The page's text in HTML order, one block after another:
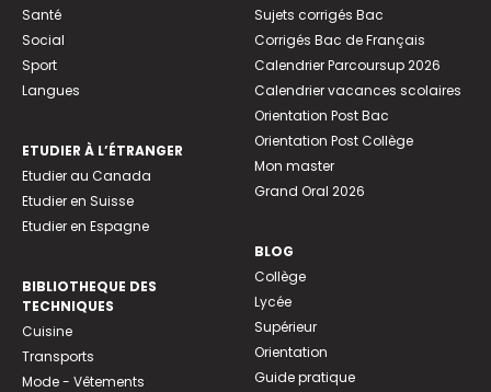
Santé
Social
Sport
Langues
ETUDIER À L’ÉTRANGER
Etudier au Canada
Etudier en Suisse
Etudier en Espagne
BIBLIOTHEQUE DES
TECHNIQUES
Cuisine
Transports
Mode - Vêtements
Sujets corrigés Bac
Corrigés Bac de Français
Calendrier Parcoursup 2026
Calendrier vacances scolaires
Orientation Post Bac
Orientation Post Collège
Mon master
Grand Oral 2026
BLOG
Collège
Lycée
Supérieur
Orientation
Guide pratique